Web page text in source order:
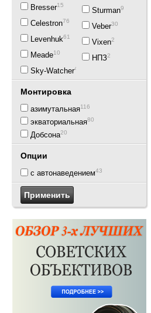
Bresser15
Celestron76
Levenhuk61
Meade10
Sky-Watcher43
Sturman9
Veber30
Vixen2
НПЗ2
Монтировка
азимутальная116
экваториальная80
Добсона20
Опции
с автонаведением43